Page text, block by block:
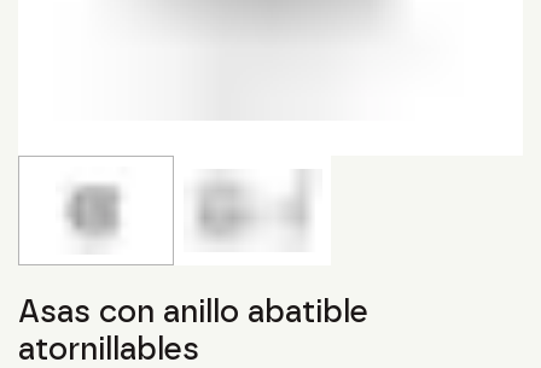
Asas con anillo abatible
atornillables